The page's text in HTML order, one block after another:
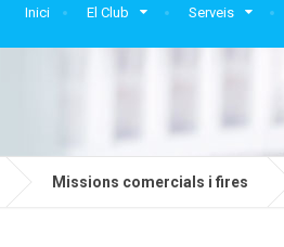
Inici El Club Serveis
Missions comercials i fires